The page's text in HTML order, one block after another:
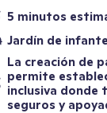
5 minutos
Jardín de
La creación de
permite
inclusiva donde
seguros y